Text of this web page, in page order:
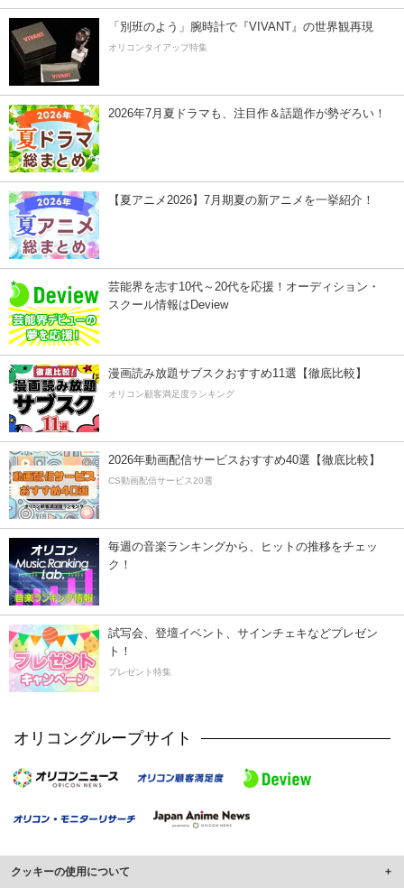
「別班のよう」腕時計で『VIVANT』の世界観再現
オリコンタイアップ特集
2026年7月夏ドラマも、注目作＆話題作が勢ぞろい！
【夏アニメ2026】7月期夏の新アニメを一挙紹介！
芸能界を志す10代～20代を応援！オーディション・
スクール情報はDeview
漫画読み放題サブスクおすすめ11選【徹底比較】
オリコン顧客満足度ランキング
2026年動画配信サービスおすすめ40選【徹底比較】
CS動画配信サービス20選
毎週の音楽ランキングから、ヒットの推移をチェッ
ク！
試写会、登壇イベント、サインチェキなどプレゼン
ト！
プレゼント特集
オリコングループサイト
クッキーの使用について